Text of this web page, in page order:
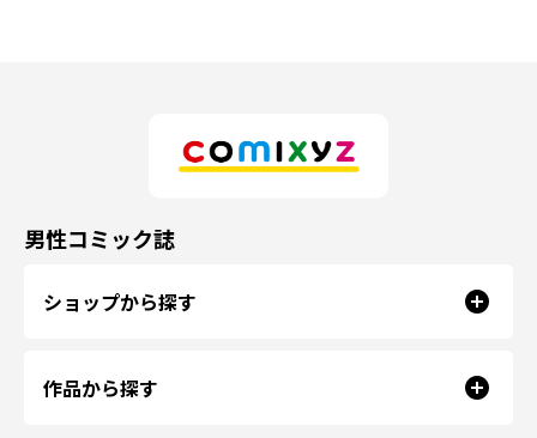
男性コミック誌
ショップから探す
作品から探す